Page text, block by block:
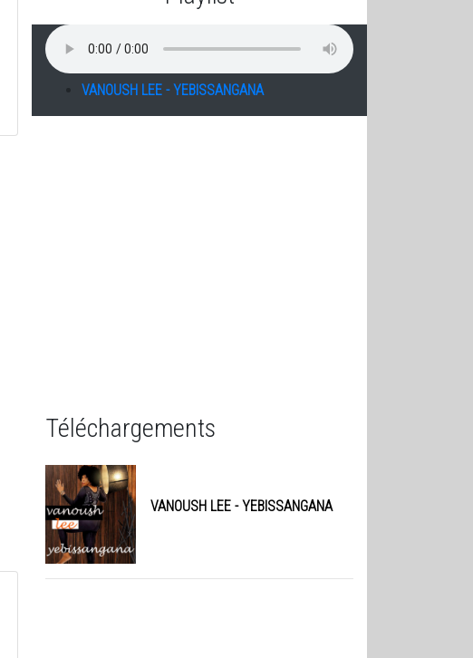
VANOUSH LEE - YEBISSANGANA
Téléchargements
VANOUSH LEE - YEBISSANGANA